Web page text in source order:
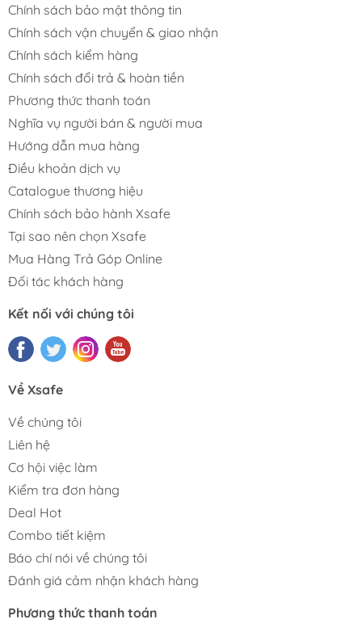
Chính sách bảo mật thông tin
Chính sách vận chuyển & giao nhận
Chính sách kiểm hàng
Chính sách đổi trả & hoàn tiền
Phương thức thanh toán
Nghĩa vụ người bán & người mua
Hướng dẫn mua hàng
Điều khoản dịch vụ
Catalogue thương hiệu
Chính sách bảo hành Xsafe
Tại sao nên chọn Xsafe
Mua Hàng Trả Góp Online
Đối tác khách hàng
Kết nối với chúng tôi
Về Xsafe
Về chúng tôi
Liên hệ
Cơ hội việc làm
Kiểm tra đơn hàng
Deal Hot
Combo tiết kiệm
Báo chí nói về chúng tôi
Đánh giá cảm nhận khách hàng
Phương thức thanh toán